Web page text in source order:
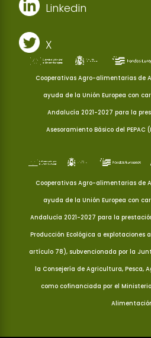
Linkedin
X
Cooperativas Agro-alimentarias de
ayuda de la Unión Europea con
Andalucía 2021-2027 para la
Asesoramiento Básico del
Cooperativas Agro-alimentarias de
ayuda de la Unión Europea con
Andalucía 2021-2027 para la
Producción Ecológica a explotaciones
artículo 78), subvencionada por la
la Consejería de Agricultura, Pesca,
como cofinanciada por el